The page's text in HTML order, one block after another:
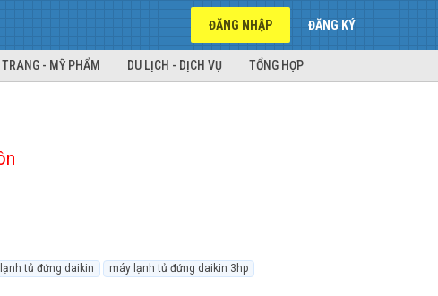
ĐĂNG NHẬP ĐĂNG KÝ
- MỸ PHẨM DU LỊCH - DỊCH VỤ TỔNG HỢP
tủ đứng daikin
máy lạnh tủ đứng daikin 3hp